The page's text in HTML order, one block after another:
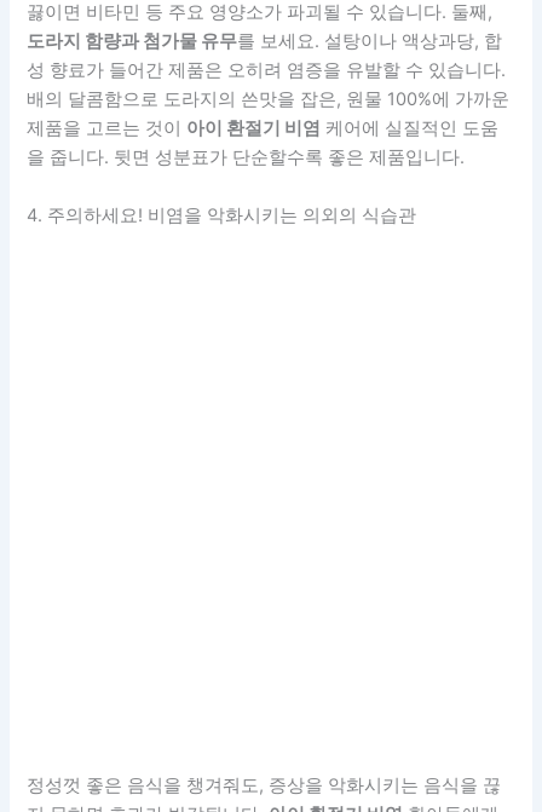
끓이면 비타민 등 주요 영양소가 파괴될 수 있습니다. 둘째,
도라지 함량과 첨가물 유무를 보세요. 설탕이나 액상과당, 합
성 향료가 들어간 제품은 오히려 염증을 유발할 수 있습니다.
배의 달콤함으로 도라지의 쓴맛을 잡은, 원물 100%에 가까운
제품을 고르는 것이 아이 환절기 비염 케어에 실질적인 도움
을 줍니다. 뒷면 성분표가 단순할수록 좋은 제품입니다.
4. 주의하세요! 비염을 악화시키는 의외의 식습관
한 물을, 사탕 대신 건강한 과일 간식을 선택하는 가이드가 필